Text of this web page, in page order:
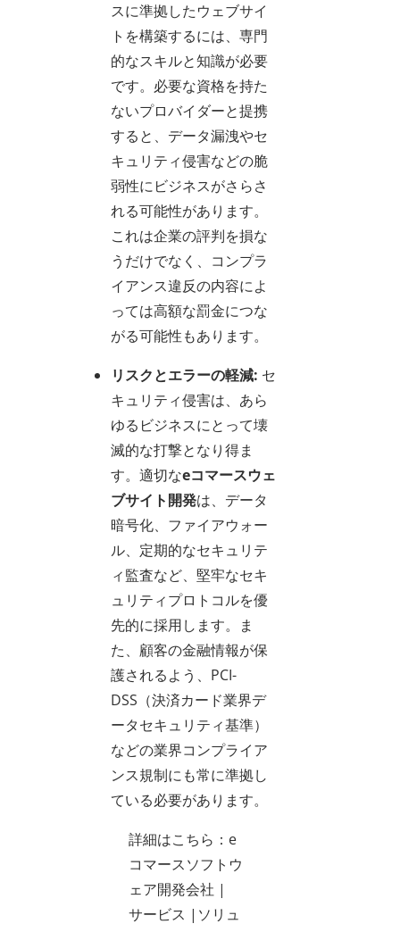
スに準拠したウェブサイ
トを構築するには、専門
的なスキルと知識が必要
です。必要な資格を持た
ないプロバイダーと提携
すると、データ漏洩やセ
キュリティ侵害などの脆
弱性にビジネスがさらさ
れる可能性があります。
これは企業の評判を損な
うだけでなく、コンプラ
イアンス違反の内容によ
っては高額な罰金につな
がる可能性もあります。
リスクとエラーの軽減: セ
キュリティ侵害は、あら
ゆるビジネスにとって壊
滅的な打撃となり得ま
す。適切なeコマースウェ
ブサイト開発は、データ
暗号化、ファイアウォー
ル、定期的なセキュリテ
ィ監査など、堅牢なセキ
ュリティプロトコルを優
先的に採用します。ま
た、顧客の金融情報が保
護されるよう、PCI-
DSS（決済カード業界デ
ータセキュリティ基準）
などの業界コンプライア
ンス規制にも常に準拠し
ている必要があります。
詳細はこちら：e
コマースソフトウ
ェア開発会社 |
サービス |ソリュ